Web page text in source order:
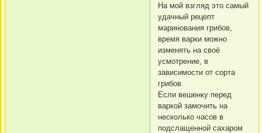
На мой взгляд это самый
удачный рецепт
маринования грибов,
время варки можно
изменять на своё
усмотрение, в
зависимости от сорта
грибов.
Если вешенку перед
варкой замочить на
несколько часов в
подслащенной сахаром